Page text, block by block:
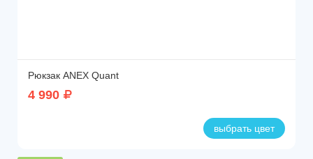
Рюкзак ANEX Quant
4 990
выбрать цвет